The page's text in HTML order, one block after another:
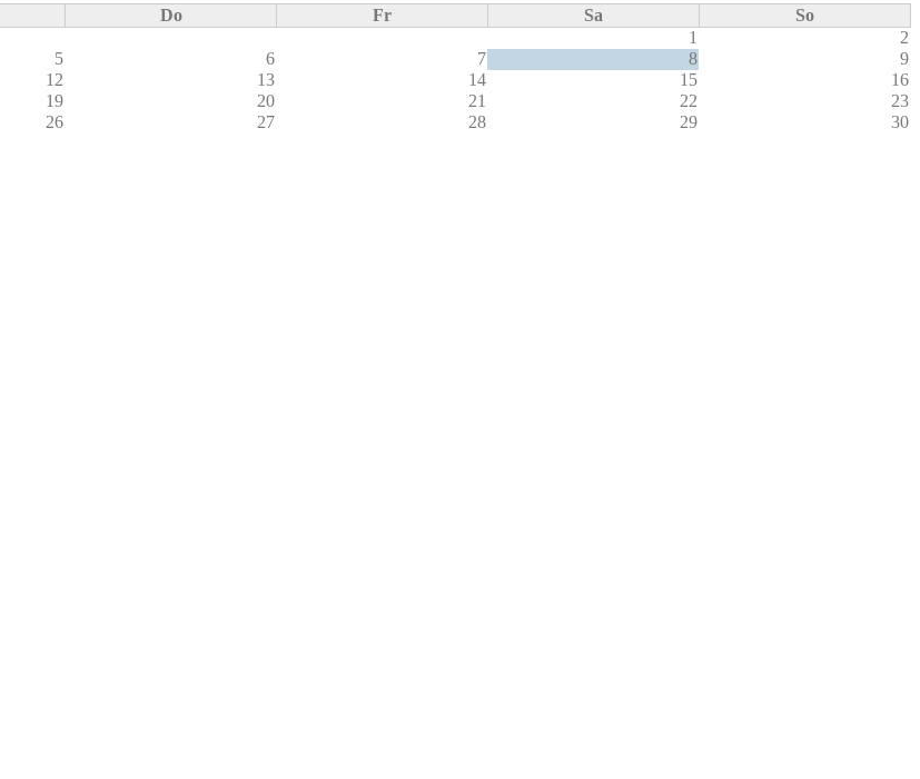
Do Fr Sa
So
1
2
5 6 7 8
9
12 13 14 15
16
19 20 21 22
23
26 27 28 29
30